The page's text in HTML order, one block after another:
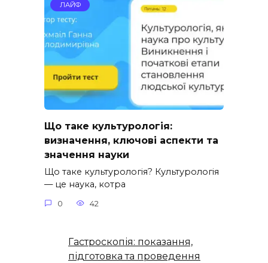
ЛАЙФ
Що таке культурологія:
визначення, ключові аспекти та
значення науки
Що таке культурологія? Культурологія
— це наука, котра
0 42
Гастроскопія: показання,
підготовка та проведення